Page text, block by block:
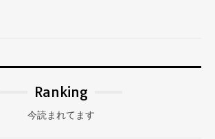
Ranking
今読まれてます